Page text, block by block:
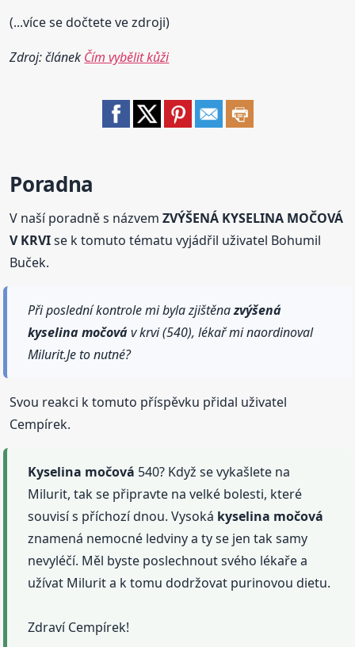
(...více se dočtete ve zdroji)
Zdroj: článek Čím vybělit kůži
Poradna
V naší poradně s názvemZVÝŠENÁ KYSELINA MOČOVÁ
V KRVIse k tomuto tématu vyjádřil uživatel Bohumil
Buček.
Při poslední kontrole mi byla zjištěnazvýšená
kyselina močováv krvi (540), lékař mi naordinoval
Milurit.Je to nutné?
Svou reakci k tomuto příspěvku přidal uživatel
Cempírek.
Kyselina močová 540? Když se vykašlete na
Milurit, tak se připravte na velké bolesti, které
souvisí s příchozí dnou. Vysoká kyselina močová
znamená nemocné ledviny a ty se jen tak samy
nevyléčí. Měl byste poslechnout svého lékaře a
užívat Milurit a k tomu dodržovat purinovou dietu.
Zdraví Cempírek!